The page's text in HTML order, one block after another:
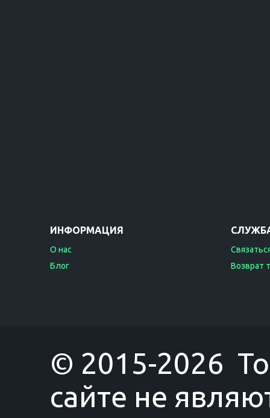
ИНФОРМАЦИЯ
О нас
Блог
Возврат
© 2015-2026
сайте не